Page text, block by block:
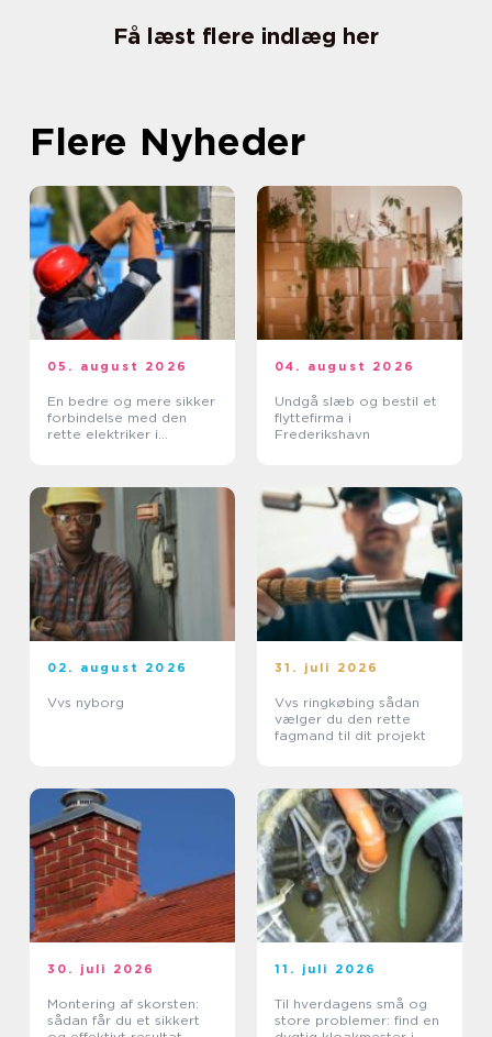
Få læst flere indlæg her
Flere Nyheder
05. august 2026
En bedre og mere sikker
forbindelse med den
rette elektriker i
04. august 2026
Undgå slæb og bestil et
flyttefirma i
Frederikshavn
02. august 2026
Vvs nyborg
31. juli 2026
Vvs ringkøbing sådan
vælger du den rette
fagmand til dit projekt
30. juli 2026
Montering af skorsten:
sådan får du et sikkert
11. juli 2026
Til hverdagens små og
store problemer: find en